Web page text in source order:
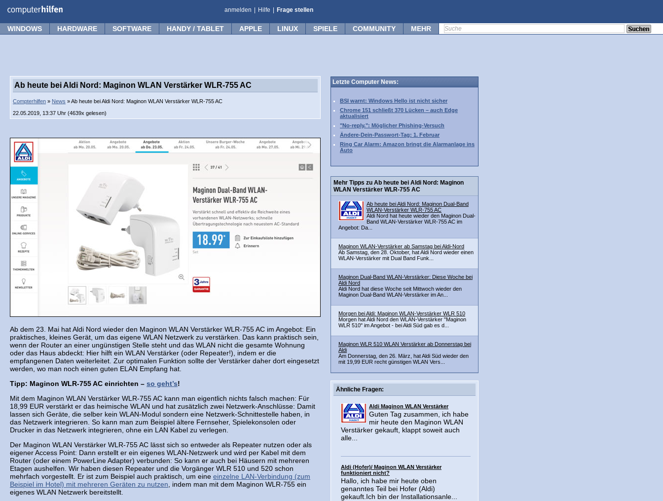
anmelden Hilfe Frage stellen
WINDOWS HARDWARE SOFTWARE HANDY / TABLET APPLE LINUX SPIELE COMMUNITY MEHR
Ab heute bei Aldi Nord: Maginon WLAN Verstärker WLR-755 AC
Compterhilfen » News » Ab heute bei Aldi Nord: Maginon WLAN Verstärker WLR-755 AC
22.05.2019, 13:37 Uhr (4639x gelesen)
Ab dem 23. Mai hat Aldi Nord wieder den Maginon WLAN Verstärker WLR-755 AC im Angebot: Ein
praktisches, kleines Gerät, um das eigene WLAN Netzwerk zu verstärken. Das kann praktisch sein,
wenn der Router an einer ungünstigen Stelle steht und das WLAN nicht die gesamte Wohnung
oder das Haus abdeckt: Hier hilft ein WLAN Verstärker (oder Repeater!), indem er die
empfangenen Daten weiterleitet. Zur optimalen Funktion sollte der Verstärker daher dort eingesetzt
werden, wo man noch einen guten ELAN Empfang hat.
Tipp: Maginon WLR-755 AC einrichten – so geht’s!
Mit dem Maginon WLAN Verstärker WLR-755 AC kann man eigentlich nichts falsch machen: Für
18,99 EUR verstärkt er das heimische WLAN und hat zusätzlich zwei Netzwerk-Anschlüsse: Damit
lassen sich Geräte, die selber kein WLAN-Modul sondern eine Netzwerk-Schnittestelle haben, in
das Netzwerk integrieren. So kann man zum Beispiel ältere Fernseher, Spielekonsolen oder
Drucker in das Netzwerk integrieren, ohne ein LAN Kabel zu verlegen.
Der Maginon WLAN Verstärker WLR-755 AC lässt sich so entweder als Repeater nutzen oder als
eigener Access Point: Dann erstellt er ein eigenes WLAN-Netzwerk und wird per Kabel mit dem
Router (oder einem PowerLine Adapter) verbunden: So kann er auch bei Häusern mit mehreren
Etagen aushelfen. Wir haben diesen Repeater und die Vorgänger WLR 510 und 520 schon
mehrfach vorgestellt. Er ist zum Beispiel auch praktisch, um eine einzelne LAN-Verbindung (zum
Beispiel im Hotel) mit mehreren Geräten zu nutzen , indem man mit dem Maginon WLR-755 ein
eigenes WLAN Netzwerk bereitstellt.
Letzte Computer News:
BSI warnt: Windows Hello ist nicht sicher
Chrome 151 schließt 370 Lücken – auch Edge
aktualisiert
"No-reply.": Möglicher Phishing-Versuch
Ändere-Dein-Passwort-Tag: 1. Februar
Ring Car Alarm: Amazon bringt die Alarmanlage ins
Auto
Mehr Tipps zu Ab heute bei Aldi Nord: Maginon
WLAN Verstärker WLR-755 AC
Ab heute bei Aldi Nord: Maginon Dual-Band
WLAN-Verstärker WLR-755 AC
Aldi Nord hat heute wieder den Maginon Dual-
Band WLAN-Verstärker WLR-755 AC im
Angebot: Da...
Maginon WLAN-Verstärker ab Samstag bei Aldi-Nord
Ab Samstag, den 28. Oktober, hat Aldi Nord wieder einen
WLAN-Verstärker mit Dual Band Funk...
Maginon Dual-Band WLAN-Verstärker: Diese Woche bei
Aldi Nord
Aldi Nord hat diese Woche seit Mittwoch wieder den
Maginon Dual-Band WLAN-Verstärker im An...
Morgen bei Aldi: Maginon WLAN-Verstärker WLR 510
Morgen hat Aldi Nord den WLAN-Verstärker "Maginon
WLR 510" im Angebot - bei Aldi Süd gab es d...
Maginon WLR 510 WLAN Verstärker ab Donnerstag bei
Aldi
Am Donnerstag, den 26. März, hat Aldi Süd wieder den
mit 19,99 EUR recht günstigen WLAN Vers...
Ähnliche Fragen:
Aldi Maginon WLAN Verstärker
Guten Tag zusammen, ich habe
mir heute den Maginon WLAN
Verstärker gekauft, klappt soweit auch
alle...
Aldi (Hofer)/ Maginon WLAN Verstärker
funktioniert nicht?
Hallo, ich habe mir heute oben
genanntes Teil bei Hofer (Aldi)
gekauft.Ich bin der Installationsanle...